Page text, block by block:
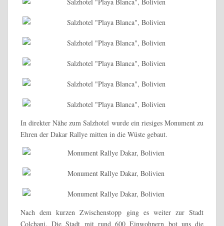
In direkter Nähe zum Salzhotel wurde ein riesiges Monument zu
Ehren der Dakar Rallye mitten in die Wüste gebaut.
Nach dem kurzen Zwischenstopp ging es weiter zur Stadt
Colchani. Die Stadt mit rund 600 Einwohnern bot uns die